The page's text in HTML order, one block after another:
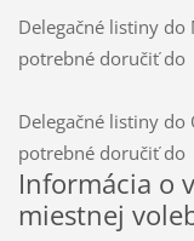
Delegačné listiny do
potrebné doručiť do
Delegačné listiny do
potrebné doručiť do
Informácia o
miestnej